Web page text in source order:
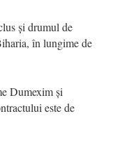
și drumul de
în lungime de
Dumexim și
este de